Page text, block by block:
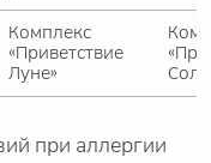
Комплекс
«Приветствие
Луне»
при аллергии